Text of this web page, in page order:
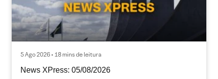
5 Ago 2026 • 18 mins de leitura
News XPress: 05/08/2026